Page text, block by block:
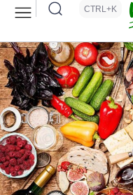
CTRL+K